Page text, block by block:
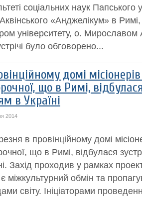
cоціальних наук Папського
«Анджелікум» в Римі,
університету, о.
було обговорено...
домі
що в Римі,
в Україні
2014
в провінційному домі
що в Римі, відбулася
Захід проходив у рамках
міжкультурний обмін та
світу. Ініціаторами